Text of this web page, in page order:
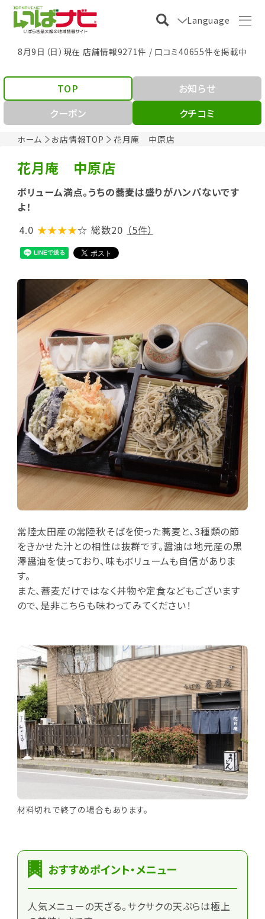
Language
8月9日（日）現在 店舗情報9271件 / 口コミ40655件を掲載中
ホーム お店情報TOP 花月庵 中原店
TOP
お知らせ
クーポン
クチコミ
花月庵 中原店
ボリューム満点。うちの蕎麦は盛りがハンパないです
よ！
4.0 ★★★★☆ 総数20 （5件）
常陸太田産の常陸秋そばを使った蕎麦と、3種類の節
をきかせた汁との相性は抜群です。醤油は地元産の黒
澤醤油を使っており、味もボリュームも自信がありま
す。
また、蕎麦だけではなく丼物や定食などもございます
ので、是非こちらも味わってみてください！
材料切れで終了の場合もあります。
おすすめポイント・メニュー
人気メニューの天ざる。サクサクの天ぷらは極上